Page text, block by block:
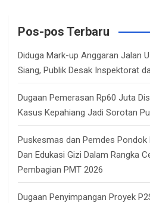
c
Pos-pos Terbaru
Diduga Mark-up Anggaran Jalan
Siang, Publik Desak Inspektorat
Dugaan Pemerasan Rp60 Juta
Kasus Kepahiang Jadi Sorotan
Puskesmas dan Pemdes Pondok
Dan Edukasi Gizi Dalam Rangka
Pembagian PMT 2026
Dugaan Penyimpangan Proyek